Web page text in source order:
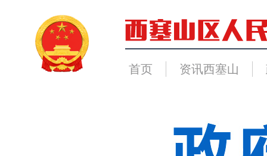
首页 资讯西塞山